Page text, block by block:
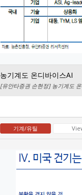
농기계도 온디바이스AI
[유안타증권 손현정] 농기계도
기계/유틸